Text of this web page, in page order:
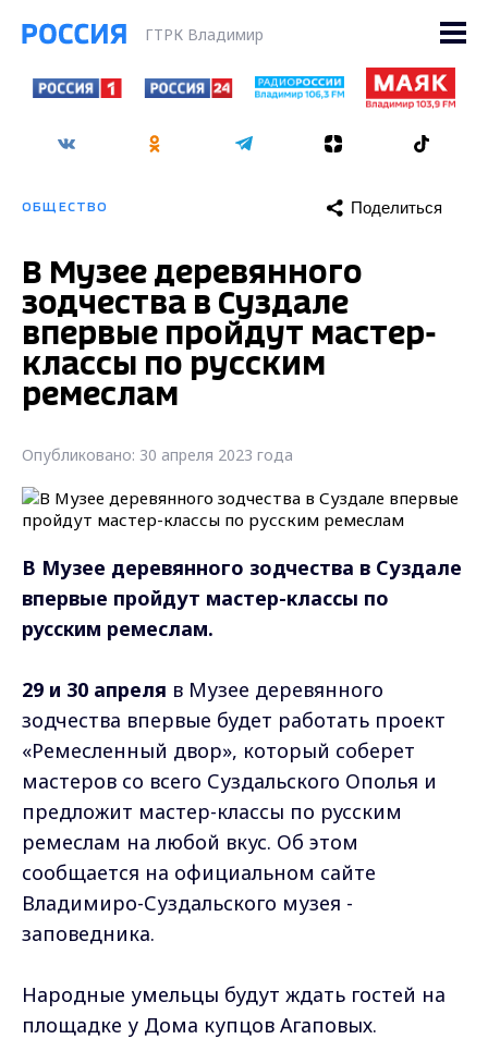
ГТРК Владимир
ОБЩЕСТВО Поделиться
В Музее деревянного
зодчества в Суздале
впервые пройдут мастер-
классы по русским
ремеслам
Опубликовано: 30 апреля 2023 года
В Музее деревянного зодчества в Суздале
впервые пройдут мастер-классы по
русским ремеслам.
29 и 30 апреля в Музее деревянного
зодчества впервые будет работать проект
«Ремесленный двор», который соберет
мастеров со всего Суздальского Ополья и
предложит мастер-классы по русским
ремеслам на любой вкус. Об этом
сообщается на официальном сайте
Владимиро-Суздальского музея -
заповедника.
Народные умельцы будут ждать гостей на
площадке у Дома купцов Агаповых.